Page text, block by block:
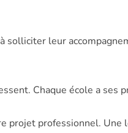
solliciter leur
Chaque école a ses
projet professionnel.